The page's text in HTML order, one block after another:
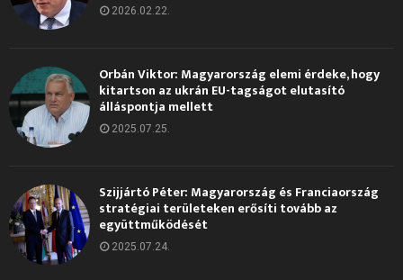
2026.02.22.
Orbán Viktor: Magyarország elemi érdeke, hogy
kitartson az ukrán EU-tagságot elutasító
álláspontja mellett
2025.07.25.
Szijjártó Péter: Magyarország és Franciaország
stratégiai területeken erősíti tovább az
együttműködését
2025.07.24.